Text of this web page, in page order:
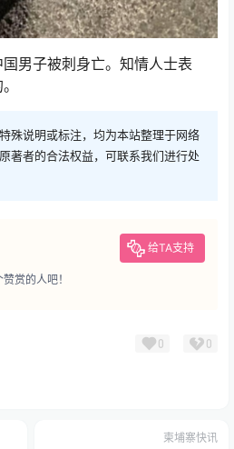
男子被刺身亡。知情人士表
殊说明或标注，均为本站整理于网络
著者的合法权益，可联系我们进行处
给TA支持
赏的人吧！
0 0
柬埔寨快讯